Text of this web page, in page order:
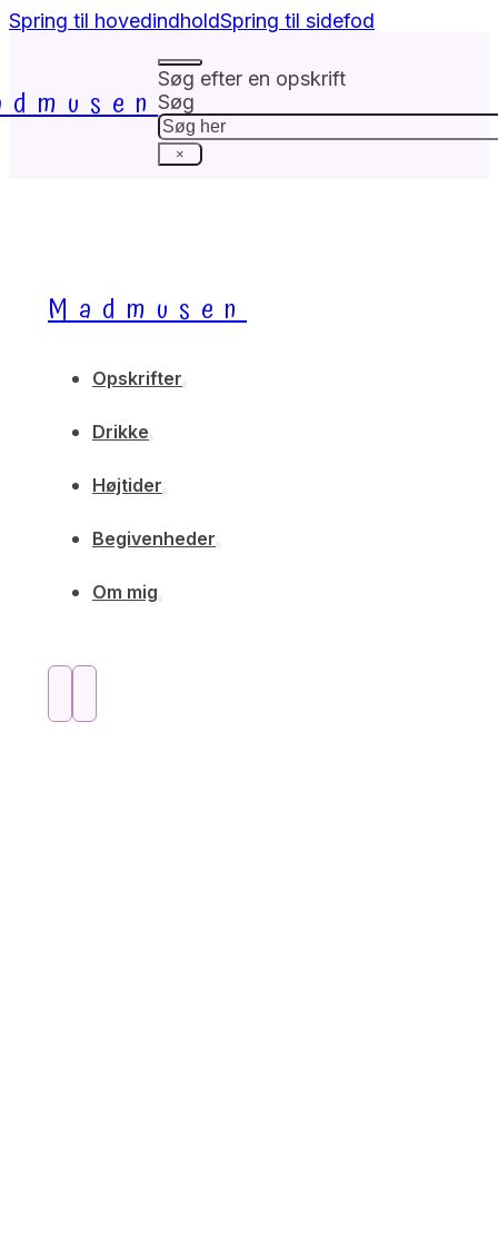
Spring til hovedindholdSpring til sidefod
Søg efter en opskrift
Søg
×
Madmusen
Opskrifter
Drikke
Højtider
Begivenheder
Om mig